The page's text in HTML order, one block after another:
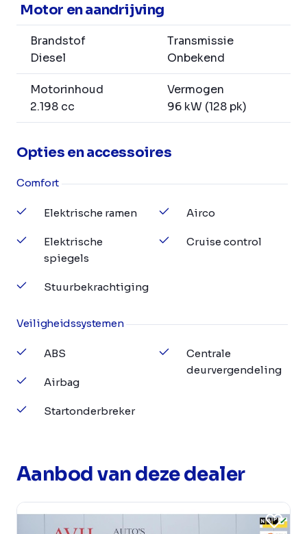
Motor en aandrijving
Brandstof
Diesel
Transmissie
Onbekend
Motorinhoud
2.198 cc
Vermogen
96 kW (128 pk)
Opties en accessoires
Comfort
Elektrische ramen
Elektrische
spiegels
Stuurbekrachtiging
Airco
Cruise control
Veiligheidssystemen
ABS
Airbag
Startonderbreker
Centrale
deurvergendeling
Aanbod van deze dealer